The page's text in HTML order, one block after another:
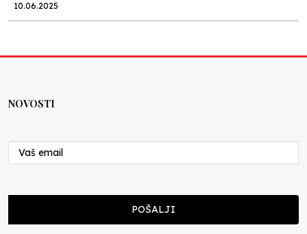
10.06.2025
Nenad Veličković
29.10.2024
Cuke i djeca
NOVOSTI
POŠALJI